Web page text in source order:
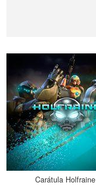
Carátula Holfraine